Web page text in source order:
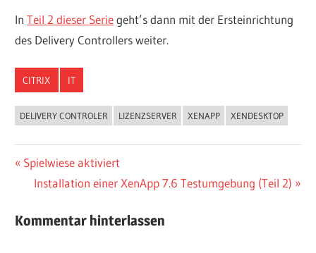
InTeil 2 dieser Seriegeht’s dann mit der Ersteinrichtung
des Delivery Controllers weiter.
CITRIX IT
DELIVERY CONTROLER LIZENZSERVER XENAPP XENDESKTOP
Beitragsnavigation
Vorheriger
Beitrag:
Spielwiese aktiviert
Nächster
Installation einer XenApp 7.6 Testumgebung (Teil 2)
Kommentar hinterlassen